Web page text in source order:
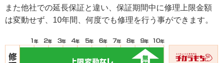
また他社での延長保証と違い、保証期間中に修理上限金額
は変動せず、10年間、何度でも修理を行う事ができます。